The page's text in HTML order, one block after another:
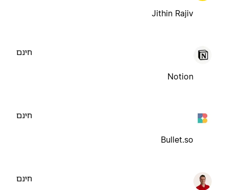
Jithin Rajiv
Notion
חינם
Bullet.so
חינם
חינם